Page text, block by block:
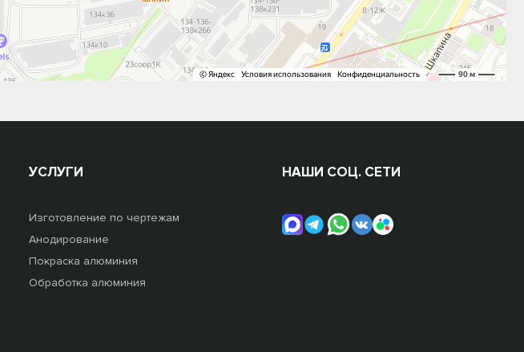
УСЛУГИ
Изготовление по чертежам
Анодирование
Покраска алюминия
Обработка алюминия
НАШИ СОЦ. СЕТИ